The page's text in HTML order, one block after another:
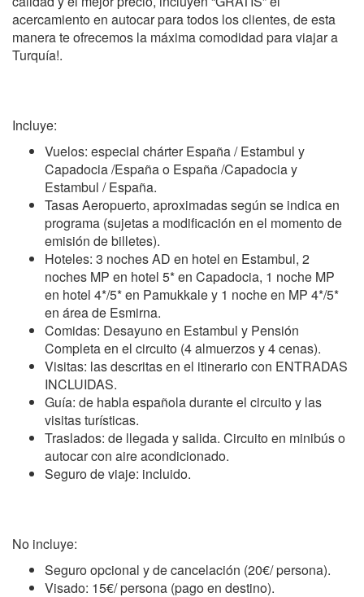
acercamiento en autocar para todos los clientes, de esta
manera te ofrecemos la máxima comodidad para viajar a
Turquía!.
Incluye:
Vuelos: especial chárter España / Estambul y
Capadocia /España o España /Capadocia y
Estambul / España.
Tasas Aeropuerto, aproximadas según se indica en
programa (sujetas a modificación en el momento de
emisión de billetes).
Hoteles: 3 noches AD en hotel en Estambul, 2
noches MP en hotel 5* en Capadocia, 1 noche MP
en hotel 4*/5* en Pamukkale y 1 noche en MP 4*/5*
en área de Esmirna.
Comidas: Desayuno en Estambul y Pensión
Completa en el circuito (4 almuerzos y 4 cenas).
Visitas: las descritas en el itinerario con ENTRADAS
INCLUIDAS.
Guía: de habla española durante el circuito y las
visitas turísticas.
Traslados: de llegada y salida. Circuito en minibús o
autocar con aire acondicionado.
Seguro de viaje: incluido.
No incluye:
Seguro opcional y de cancelación (20€/ persona).
Visado: 15€/ persona (pago en destino).